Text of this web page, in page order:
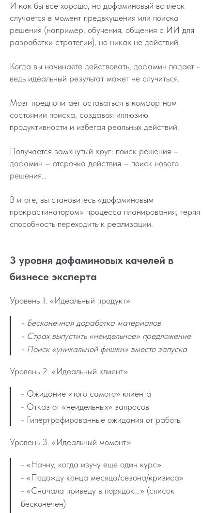
И как бы все хорошо, но дофаминовый всплеск
случается в момент предвкушения или поиска
решения (например, обучения, общения с ИИ для
разработки стратегии), но никак не действий.
Когда вы начинаете действовать, дофамин падает -
ведь идеальный результат может не случиться.
Мозг предпочитает оставаться в комфортном
состоянии поиска, создавая иллюзию
продуктивности и избегая реальных действий.
Получается замкнутый круг: поиск решения –
дофамин – отсрочка действия – поиск нового
решения…
В итоге, вы становитесь «дофаминовым
прокрастинатором» процесса планирования, теряя
способность переходить к реализации.
3 уровня дофаминовых качелей в
бизнесе эксперта
Уровень 1. «Идеальный продукт»
- Бесконечная доработка материалов
- Страх выпустить «неидельное» предложение
- Поиск «уникальной фишки» вместо запуска
Уровень 2. «Идеальный клиент»
- Ожидание «того самого» клиента
- Отказ от «неидельных» запросов
- Гипертрофированные ожидания от работы
Уровень 3. «Идеальный момент»
- «Начну, когда изучу еще один курс»
- «Подожду конца месяца/сезона/кризиса»
- «Сначала приведу в порядок...» (список
бесконечен)